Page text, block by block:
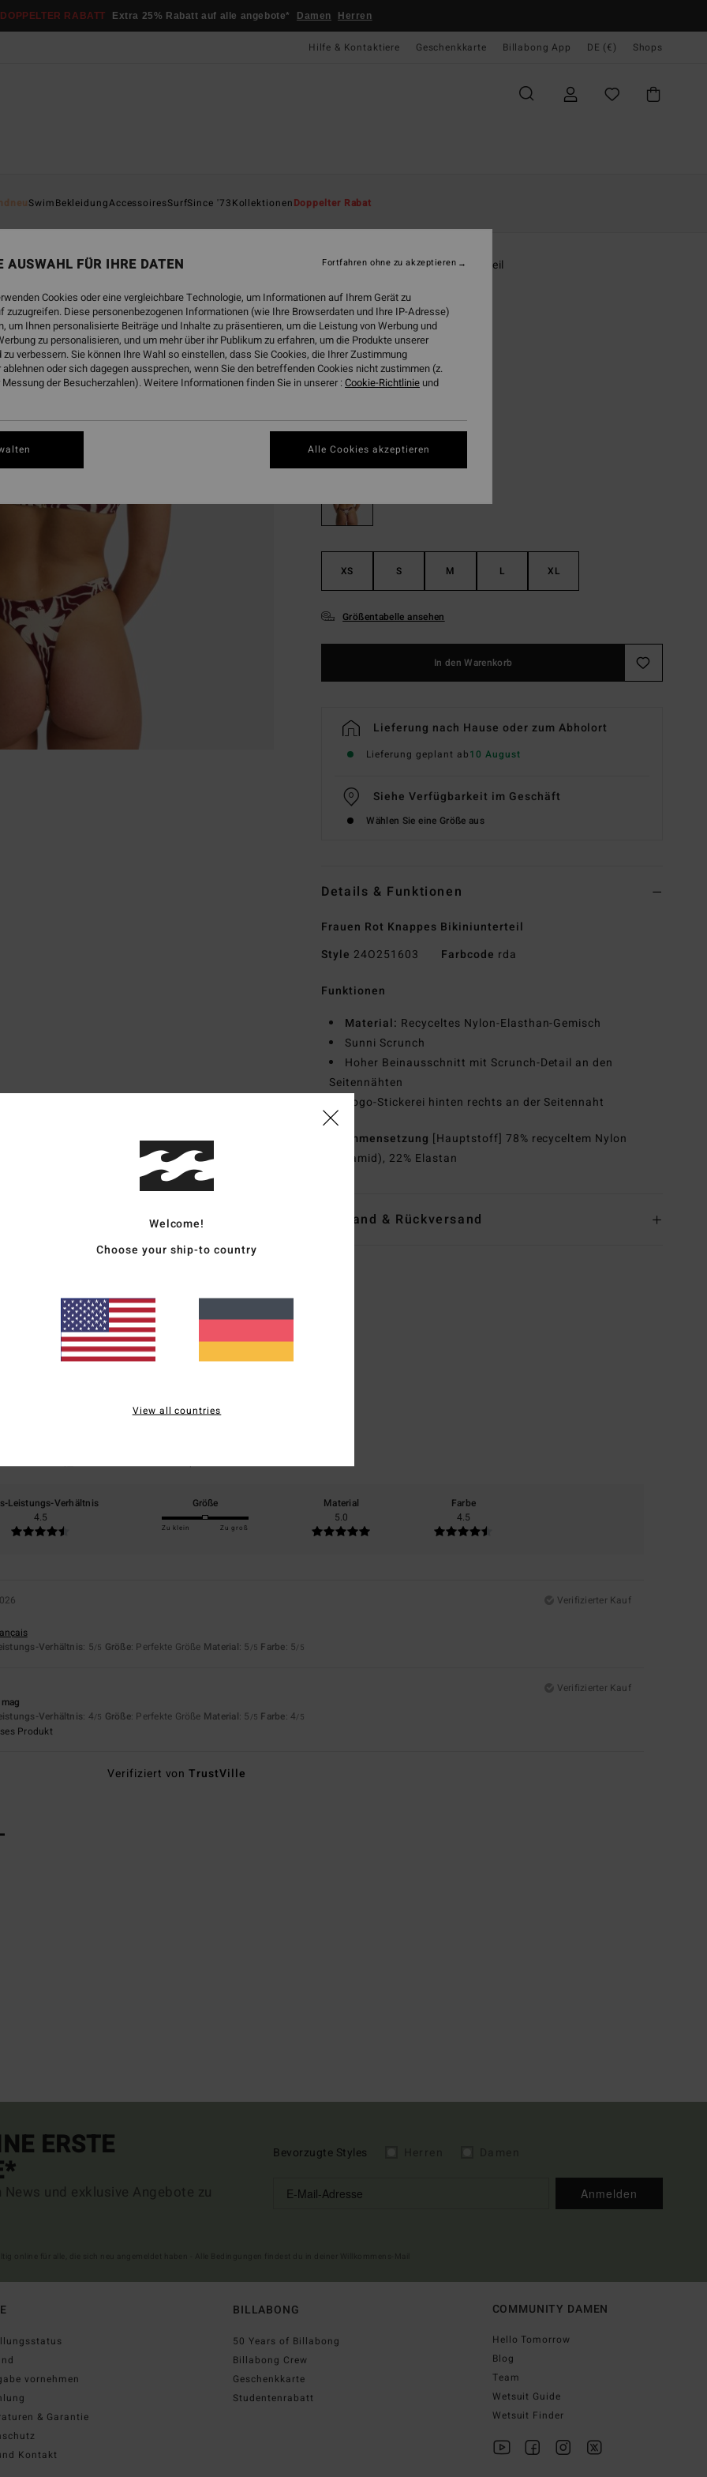
DOPPELTER RABATT Extra 25% Rabatt auf alle angebote* Damen Herren
Hilfe & Kontaktiere Geschenkkarte Billabong App DE (€) Shops
SwimBekleidungAccessoiresSurfSince '73KollektionenDoppelter Rabat
Frauen Rot Knappes Bikiniunterteil
5.0
(2 Bewertungen)
ECO-BONUS
39,95 €
47%
20,98 €
SALE
XS S M L XL
Größentabelle ansehen
In den Warenkorb
Lieferung nach Hause oder zum Abholort
Lieferung geplant ab10 August
Siehe Verfügbarkeit im Geschäft
Wählen Sie eine Größe aus
Details & Funktionen
Frauen Rot Knappes Bikiniunterteil
Style 24O251603 Farbcode rda
Funktionen
Material: Recyceltes Nylon-Elasthan-Gemisch
Sunni Scrunch
Hoher Beinausschnitt mit Scrunch-Detail an den
Seitennähten
Logo-Stickerei hinten rechts an der Seitennaht
Zusammensetzung [Hauptstoff] 78% recyceltem Nylon
(Polyamid), 22% Elastan
Versand & Rückversand
Durchschnittliche Bewertung
Leistungs-Verhältnis
4.5
Größe
Zu klein Zu groß
Material
5.0
Farbe
4.5
Verifizierter Kauf
Verhältnis: 5/5 Größe: Perfekte Größe Material: 5 /5 Farbe: 5/5
Verifizierter Kauf
Verhältnis: 4/5 Größe: Perfekte Größe Material: 5 /5 Farbe: 4/5
Produkt
Verifiziert vonTrustVille
ERSTE
und exklusive Angebote zu
Bevorzugte Styles
Anmelden
vornehmen
& Garantie
Kontakt
BILLABONG
50 Years of Billabong
Billabong Crew
Geschenkkarte
Studentenrabatt
COMMUNITY DAMEN
Hello Tomorrow
Blog
Team
Wetsuit Guide
Wetsuit Finder
Welcome!
Choose your ship-to country
View all countries
AUSWAHL FÜR IHRE DATEN
Cookies oder eine vergleichbare Technologie, um Informationen auf Ihrem Gerät zu
zuzugreifen. Diese personenbezogenen Informationen (wie Ihre Browserdaten und Ihre IP-Adresse)
um Ihnen personalisierte Beiträge und Inhalte zu präsentieren, um die Leistung von Werbung und
zu personalisieren, und um mehr über ihr Publikum zu erfahren, um die Produkte unserer
verbessern. Sie können Ihre Wahl so einstellen, dass Sie Cookies, die Ihrer Zustimmung
oder sich dagegen aussprechen, wenn Sie den betreffenden Cookies nicht zustimmen (z.
der Besucherzahlen). Weitere Informationen finden Sie in unserer :Cookie-Richtlinie und
Fortfahren ohne zu akzeptieren
Alle Cookies akzeptieren